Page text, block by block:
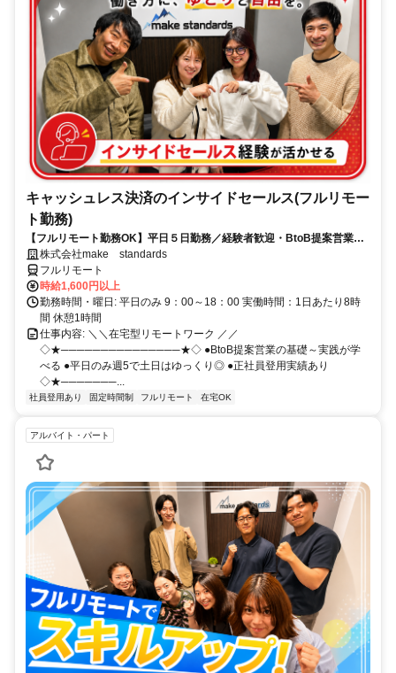
キャッシュレス決済のインサイドセールス(フルリモー
ト勤務)
【フルリモート勤務OK】平日５日勤務／経験者歓迎・BtoB提案営業で
スキルアップ
株式会社make standards
フルリモート
時給1,600円以上
勤務時間・曜日: 平日のみ 9：00～18：00 実働時間：1日あたり8時
間 休憩1時間
仕事内容: ＼＼在宅型リモートワーク ／／
◇★───────────────★◇ ●BtoB提案営業の基礎～実践が学
べる ●平日のみ週5で土日はゆっくり◎ ●正社員登用実績あり
◇★───────...
社員登用あり 固定時間制 フルリモート 在宅OK
アルバイト・パート